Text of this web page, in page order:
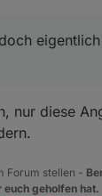
nur diese
Forum stellen -
euch geholfen hat.